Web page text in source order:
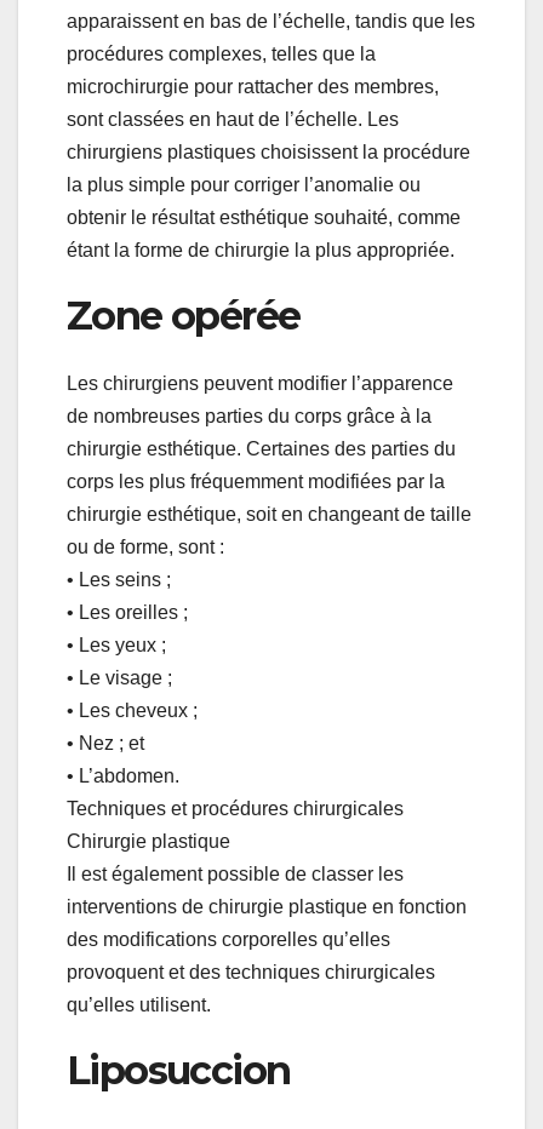
apparaissent en bas de l’échelle, tandis que les
procédures complexes, telles que la
microchirurgie pour rattacher des membres,
sont classées en haut de l’échelle. Les
chirurgiens plastiques choisissent la procédure
la plus simple pour corriger l’anomalie ou
obtenir le résultat esthétique souhaité, comme
étant la forme de chirurgie la plus appropriée.
Zone opérée
Les chirurgiens peuvent modifier l’apparence
de nombreuses parties du corps grâce à la
chirurgie esthétique. Certaines des parties du
corps les plus fréquemment modifiées par la
chirurgie esthétique, soit en changeant de taille
ou de forme, sont :
• Les seins ;
• Les oreilles ;
• Les yeux ;
• Le visage ;
• Les cheveux ;
• Nez ; et
• L’abdomen.
Techniques et procédures chirurgicales
Chirurgie plastique
Il est également possible de classer les
interventions de chirurgie plastique en fonction
des modifications corporelles qu’elles
provoquent et des techniques chirurgicales
qu’elles utilisent.
Liposuccion